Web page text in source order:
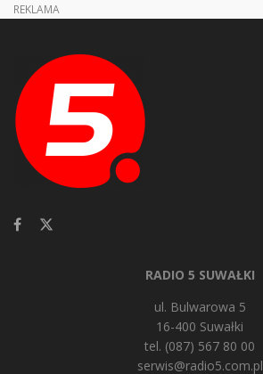
REKLAMA
RADIO 5 SUWAŁKI
ul. Bulwarowa 5
16-400 Suwałki
tel. (087) 567 80 00
serwis@radio5.com.pl